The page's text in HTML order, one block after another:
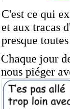
Chaque jour
nous piéger
C'est ce qui
et aux tracas
presque